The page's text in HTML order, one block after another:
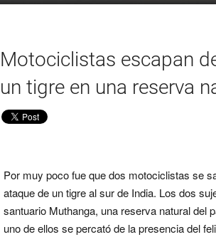
Motociclistas escapan
un tigre en una reserva
Por muy poco fue que dos motociclistas se
ataque de un tigre al sur de India. Los dos
santuario Muthanga, una reserva natural del
uno de ellos se percató de la presencia del